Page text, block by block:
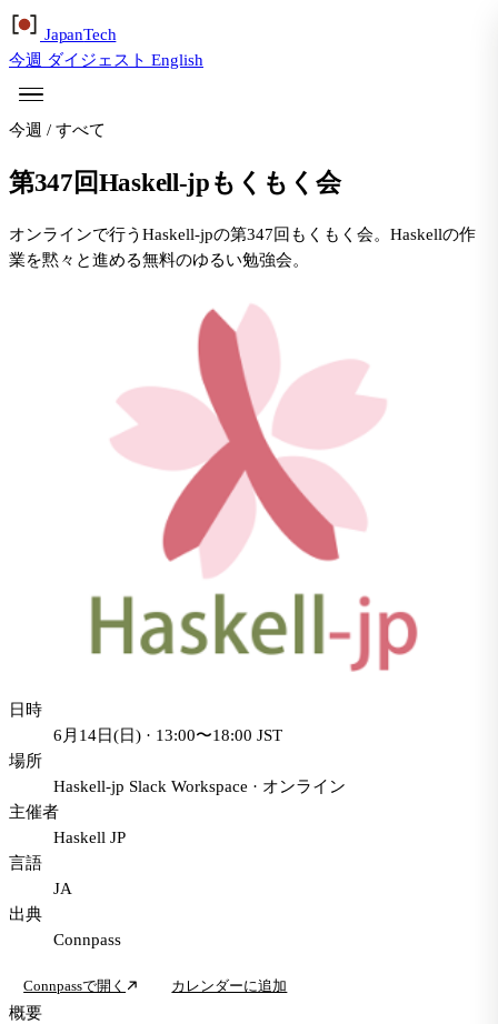
JapanTech
今週 ダイジェスト English
今週 / すべて
第347回Haskell-jpもくもく会
オンラインで行うHaskell-jpの第347回もくもく会。Haskellの作
業を黙々と進める無料のゆるい勉強会。
日時
6月14日(日) · 13:00〜18:00 JST
場所
Haskell-jp Slack Workspace · オンライン
主催者
Haskell JP
言語
JA
出典
Connpass
Connpassで開く カレンダーに追加
概要